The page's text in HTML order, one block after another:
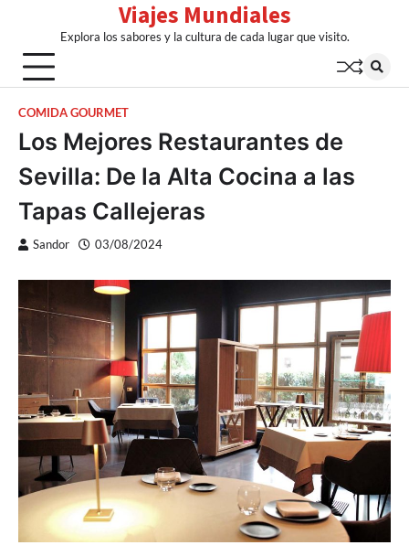
content
Viajes Mundiales
Explora los sabores y la cultura de cada lugar que visito.
COMIDA GOURMET
Los Mejores Restaurantes de
Sevilla: De la Alta Cocina a las
Tapas Callejeras
Sandor 03/08/2024